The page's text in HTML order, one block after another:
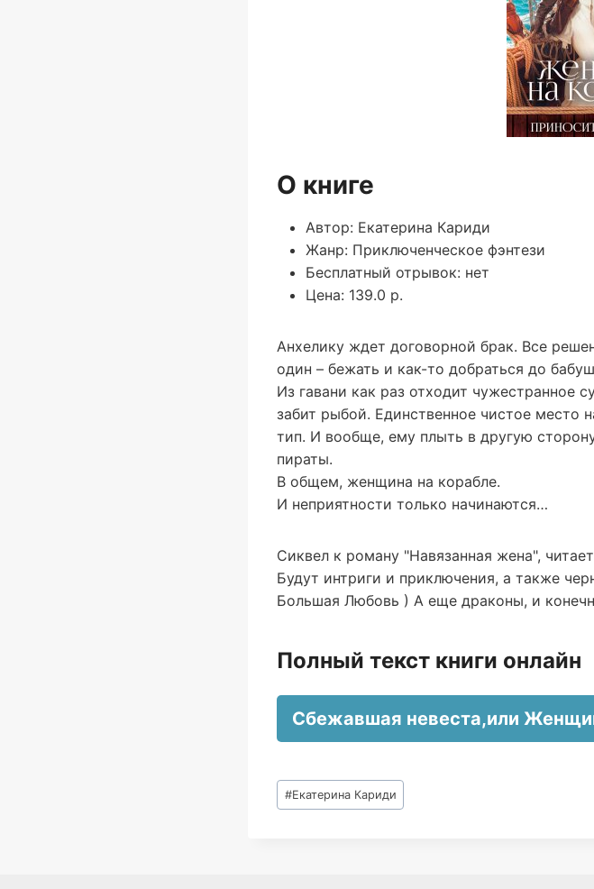
О книге
Автор: Екатерина Кариди
Жанр: Приключенческое фэнтези
Бесплатный отрывок: нет
Цена: 139.0 р.
Анхелику ждет договорной брак. Все
один – бежать и как-то добраться до
Из гавани как раз отходит чужестранное
забит рыбой. Единственное чистое место
тип. И вообще, ему плыть в другую
пираты.
В общем, женщина на корабле.
И неприятности только начинаются…
Сиквел к роману "Навязанная жена",
Будут интриги и приключения, а также
Большая Любовь ) А еще драконы, и
Полный текст книги онлайн
Сбежавшая невеста,или
Метки
записи:
#Екатерина Кариди